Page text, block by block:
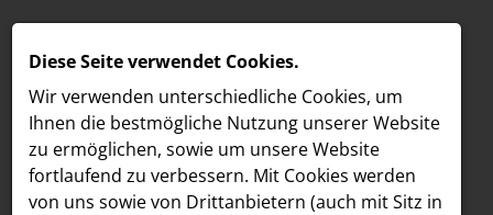
Diese Seite verwendet Cookies.
Wir verwenden unterschiedliche Cookies, um
Ihnen die best­mögliche Nutzung unserer Website
zu ermöglichen, sowie um unsere Website
fortlaufend zu verbessern. Mit Cookies werden
von uns sowie von Drittanbietern (auch mit Sitz in